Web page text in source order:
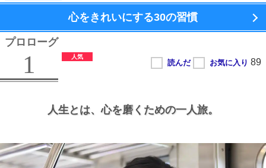
心をきれいにする30の習慣
プロローグ
1
人生とは、心を磨くための一人旅。